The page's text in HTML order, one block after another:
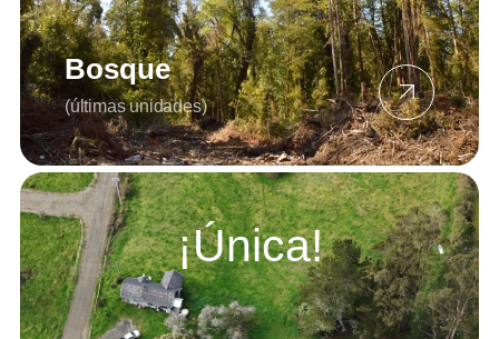
Bosque
(últimas unidades)
¡Única!